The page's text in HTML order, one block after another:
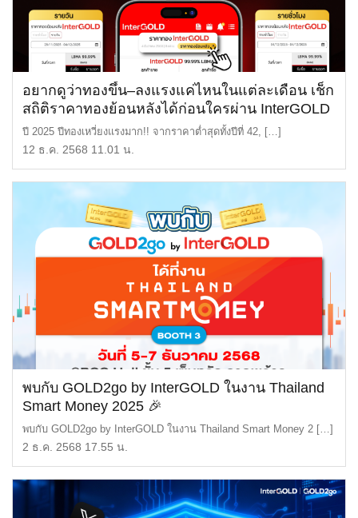
อยากดูว่าทองขึ้น–ลงแรงแค่ไหนในแต่ละเดือน เช็ก
สถิติราคาทองย้อนหลังได้ก่อนใครผ่าน InterGOLD
Mobile Application
ปี 2025 ปีทองเหวี่ยงแรงมาก!! จากราคาต่ำสุดทั้งปีที่ 42, […]
12 ธ.ค. 2568 11.01 น.
พบกับ GOLD2go by InterGOLD ในงาน Thailand
Smart Money 2025 🎉
พบกับ GOLD2go by InterGOLD ในงาน Thailand Smart Money 2 […]
2 ธ.ค. 2568 17.55 น.